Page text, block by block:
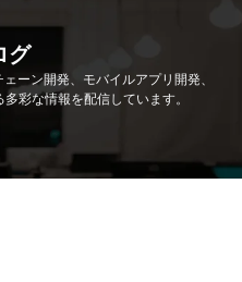
グ
ーン開発、モバイルアプリ開発、
彩な情報を配信しています。